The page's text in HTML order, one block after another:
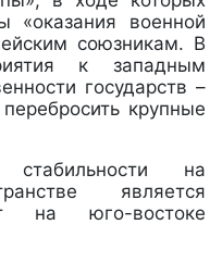
«оказания военной
союзникам. В
к западным
государств –
крупные
на
является
на юго-востоке